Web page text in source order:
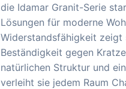
die Idamar Granit-Serie
Lösungen für moderne
Widerstandsfähigkeit zeigt
Beständigkeit gegen
natürlichen Struktur und
verleiht sie jedem Raum